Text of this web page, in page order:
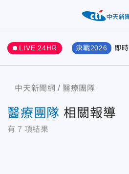
LIVE 24HR 決戰2026 即時
中天新聞網 醫療團隊
醫療團隊 相關報導
有 7 項結果